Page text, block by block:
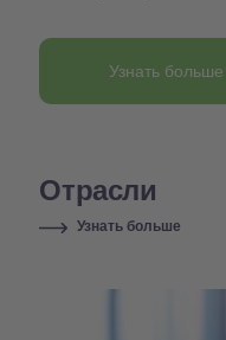
Узнать
Отрасли
Узнать больше